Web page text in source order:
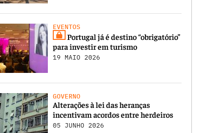
EVENTOS
Portugal já é destino “obrigatório”
para investir em turismo
19 MAIO 2026
GOVERNO
Alterações à lei das heranças
incentivam acordos entre herdeiros
05 JUNHO 2026